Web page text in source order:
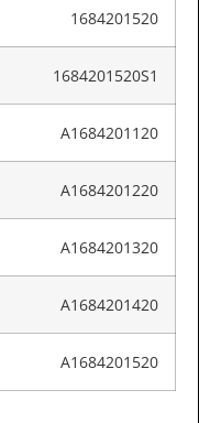
1684201520
1684201520S1
A1684201120
A1684201220
A1684201320
A1684201420
A1684201520